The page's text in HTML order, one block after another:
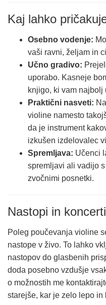
Kaj lahko
Osebno vodenje:
vaši ravni, željam in
Učno gradivo:
uporabo. Kasneje
knjigo, ki vam najbolj
Praktični nasveti:
violine namesto
da je instrument
izkušen izdelovalec
Spremljava: Učenci
spremljavi ali vadijo
zvočnimi posnetki.
Nastopi in koncerti
Poleg poučevanja violine
nastope v živo. To lahko
nastopov do glasbenih
doda posebno vzdušje
o možnostih me
starejše, kar je zelo lepo